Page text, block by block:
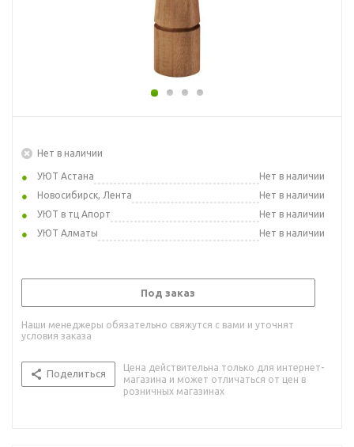
Нет в наличии
УЮТ Астана
Нет в наличии
Новосибирск, Лента
Нет в наличии
УЮТ в тц Апорт
Нет в наличии
УЮТ Алматы
Нет в наличии
Под заказ
Наши менеджеры обязательно свяжутся с вами и уточнят
условия заказа
Поделиться
Цена действительна только для интернет-
магазина и может отличаться от цен в
розничных магазинах